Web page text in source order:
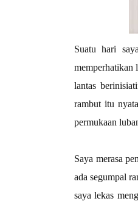
Suatu hari
memperhatikan
lantas
rambut itu
permukaan
Saya merasa
ada segumpal
saya lekas